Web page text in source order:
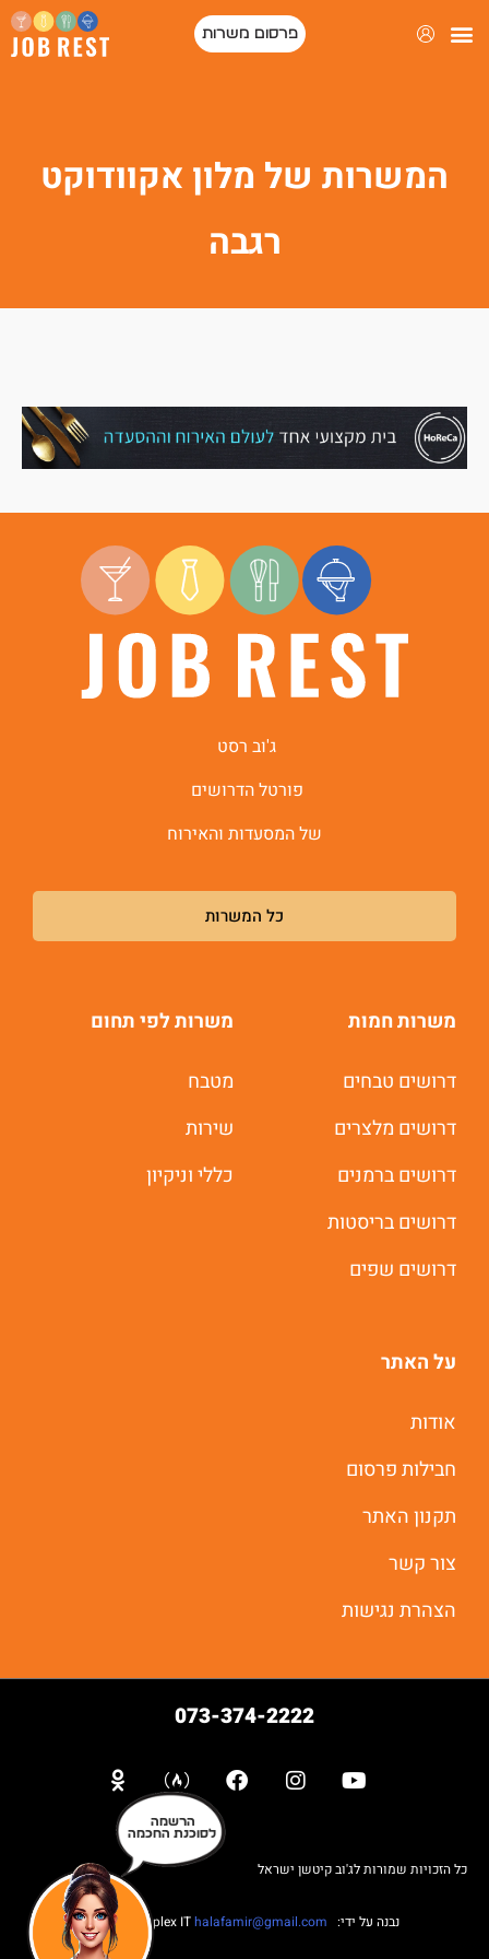
פרסום משרות
המשרות של מלון אקוודוקט
רגבה
ג'וב רסט
פורטל הדרושים
של המסעדות והאירוח
כל המשרות
משרות חמות
דרושים טבחים
דרושים מלצרים
דרושים ברמנים
דרושים בריסטות
דרושים שפים
משרות לפי תחום
מטבח
שירות
כללי וניקיון
על האתר
אודות
חבילות פרסום
תקנון האתר
צור קשר
הצהרת נגישות
073-374-2222
כל הזכויות שמורות לג'וב קיטשן ישראל
נבנה על ידי: Web complex IT halafamir@gmail.com
הרשמה
לסוכנת החכמה